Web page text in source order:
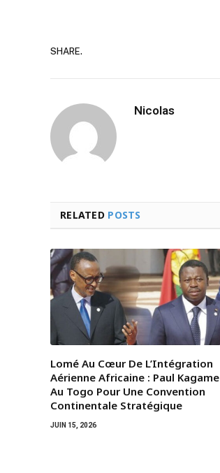
SHARE.
Nicolas
RELATED POSTS
Lomé Au Cœur De L’Intégration
Aérienne Africaine : Paul Kagame
Au Togo Pour Une Convention
Continentale Stratégique
JUIN 15, 2026